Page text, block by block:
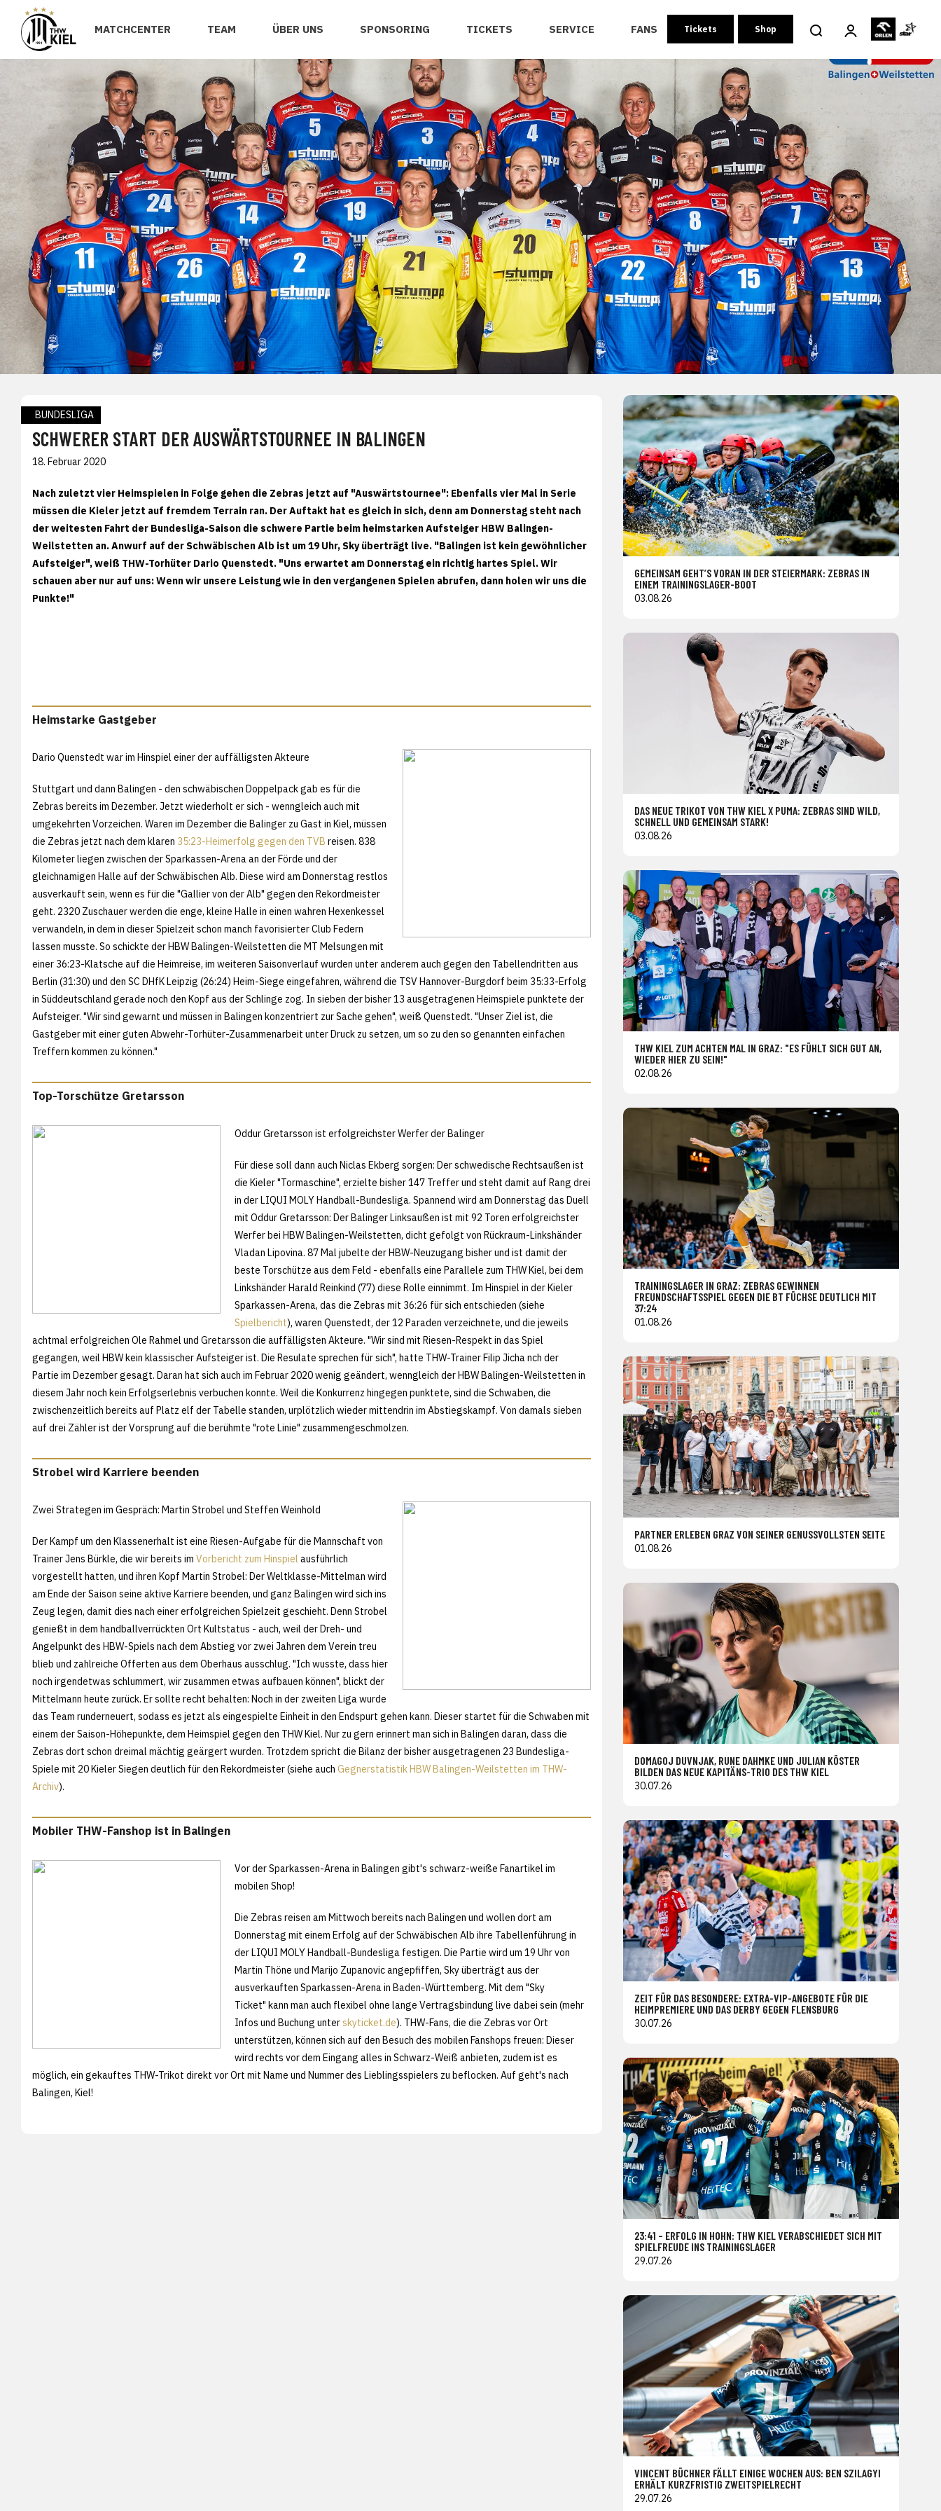
MATCHCENTER TEAM ÜBER UNS SPONSORING TICKETS SERVICE FANS Tickets Shop
BUNDESLIGA
SCHWERER START DER AUSWÄRTSTOURNEE IN BALINGEN
18. Februar 2020
Nach zuletzt vier Heimspielen in Folge gehen die Zebras jetzt auf "Auswärtstournee": Ebenfalls vier Mal in Serie
müssen die Kieler jetzt auf fremdem Terrain ran. Der Auftakt hat es gleich in sich, denn am Donnerstag steht nach
der weitesten Fahrt der Bundesliga-Saison die schwere Partie beim heimstarken Aufsteiger HBW Balingen-
Weilstetten an. Anwurf auf der Schwäbischen Alb ist um 19 Uhr, Sky überträgt live. "Balingen ist kein gewöhnlicher
Aufsteiger", weiß THW-Torhüter Dario Quenstedt. "Uns erwartet am Donnerstag ein richtig hartes Spiel. Wir
schauen aber nur auf uns: Wenn wir unsere Leistung wie in den vergangenen Spielen abrufen, dann holen wir uns die
Punkte!"
Heimstarke Gastgeber
Dario Quenstedt war im Hinspiel einer der auffälligsten Akteure
Stuttgart und dann Balingen - den schwäbischen Doppelpack gab es für die
Zebras bereits im Dezember. Jetzt wiederholt er sich - wenngleich auch mit
umgekehrten Vorzeichen. Waren im Dezember die Balinger zu Gast in Kiel, müssen
die Zebras jetzt nach dem klaren 35:23-Heimerfolg gegen den TVB reisen. 838
Kilometer liegen zwischen der Sparkassen-Arena an der Förde und der
gleichnamigen Halle auf der Schwäbischen Alb. Diese wird am Donnerstag restlos
ausverkauft sein, wenn es für die "Gallier von der Alb" gegen den Rekordmeister
geht. 2320 Zuschauer werden die enge, kleine Halle in einen wahren Hexenkessel
verwandeln, in dem in dieser Spielzeit schon manch favorisierter Club Federn
lassen musste. So schickte der HBW Balingen-Weilstetten die MT Melsungen mit
einer 36:23-Klatsche auf die Heimreise, im weiteren Saisonverlauf wurden unter anderem auch gegen den Tabellendritten aus
Berlin (31:30) und den SC DHfK Leipzig (26:24) Heim-Siege eingefahren, während die TSV Hannover-Burgdorf beim 35:33-Erfolg
in Süddeutschland gerade noch den Kopf aus der Schlinge zog. In sieben der bisher 13 ausgetragenen Heimspiele punktete der
Aufsteiger. "Wir sind gewarnt und müssen in Balingen konzentriert zur Sache gehen", weiß Quenstedt. "Unser Ziel ist, die
Gastgeber mit einer guten Abwehr-Torhüter-Zusammenarbeit unter Druck zu setzen, um so zu den so genannten einfachen
Treffern kommen zu können."
Top-Torschütze Gretarsson
Oddur Gretarsson ist erfolgreichster Werfer der Balinger
Für diese soll dann auch Niclas Ekberg sorgen: Der schwedische Rechtsaußen ist
die Kieler "Tormaschine", erzielte bisher 147 Treffer und steht damit auf Rang drei
in der LIQUI MOLY Handball-Bundesliga. Spannend wird am Donnerstag das Duell
mit Oddur Gretarsson: Der Balinger Linksaußen ist mit 92 Toren erfolgreichster
Werfer bei HBW Balingen-Weilstetten, dicht gefolgt von Rückraum-Linkshänder
Vladan Lipovina. 87 Mal jubelte der HBW-Neuzugang bisher und ist damit der
beste Torschütze aus dem Feld - ebenfalls eine Parallele zum THW Kiel, bei dem
Linkshänder Harald Reinkind (77) diese Rolle einnimmt. Im Hinspiel in der Kieler
Sparkassen-Arena, das die Zebras mit 36:26 für sich entschieden (siehe
Spielbericht), waren Quenstedt, der 12 Paraden verzeichnete, und die jeweils
achtmal erfolgreichen Ole Rahmel und Gretarsson die auffälligsten Akteure. "Wir sind mit Riesen-Respekt in das Spiel
gegangen, weil HBW kein klassischer Aufsteiger ist. Die Resulate sprechen für sich", hatte THW-Trainer Filip Jicha nch der
Partie im Dezember gesagt. Daran hat sich auch im Februar 2020 wenig geändert, wenngleich der HBW Balingen-Weilstetten in
diesem Jahr noch kein Erfolgserlebnis verbuchen konnte. Weil die Konkurrenz hingegen punktete, sind die Schwaben, die
zwischenzeitlich bereits auf Platz elf der Tabelle standen, urplötzlich wieder mittendrin im Abstiegskampf. Von damals sieben
auf drei Zähler ist der Vorsprung auf die berühmte "rote Linie" zusammengeschmolzen.
Strobel wird Karriere beenden
Zwei Strategen im Gespräch: Martin Strobel und Steffen Weinhold
Der Kampf um den Klassenerhalt ist eine Riesen-Aufgabe für die Mannschaft von
Trainer Jens Bürkle, die wir bereits im Vorbericht zum Hinspiel ausführlich
vorgestellt hatten, und ihren Kopf Martin Strobel: Der Weltklasse-Mittelman wird
am Ende der Saison seine aktive Karriere beenden, und ganz Balingen wird sich ins
Zeug legen, damit dies nach einer erfolgreichen Spielzeit geschieht. Denn Strobel
genießt in dem handballverrückten Ort Kultstatus - auch, weil der Dreh- und
Angelpunkt des HBW-Spiels nach dem Abstieg vor zwei Jahren dem Verein treu
blieb und zahlreiche Offerten aus dem Oberhaus ausschlug. "Ich wusste, dass hier
noch irgendetwas schlummert, wir zusammen etwas aufbauen können", blickt der
Mittelmann heute zurück. Er sollte recht behalten: Noch in der zweiten Liga wurde
das Team runderneuert, sodass es jetzt als eingespielte Einheit in den Endspurt gehen kann. Dieser startet für die Schwaben mit
einem der Saison-Höhepunkte, dem Heimspiel gegen den THW Kiel. Nur zu gern erinnert man sich in Balingen daran, dass die
Zebras dort schon dreimal mächtig geärgert wurden. Trotzdem spricht die Bilanz der bisher ausgetragenen 23 Bundesliga-
Spiele mit 20 Kieler Siegen deutlich für den Rekordmeister (siehe auch Gegnerstatistik HBW Balingen-Weilstetten im THW-
Archiv).
Mobiler THW-Fanshop ist in Balingen
Vor der Sparkassen-Arena in Balingen gibt's schwarz-weiße Fanartikel im
mobilen Shop!
Die Zebras reisen am Mittwoch bereits nach Balingen und wollen dort am
Donnerstag mit einem Erfolg auf der Schwäbischen Alb ihre Tabellenführung in
der LIQUI MOLY Handball-Bundesliga festigen. Die Partie wird um 19 Uhr von
Martin Thöne und Marijo Zupanovic angepfiffen, Sky überträgt aus der
ausverkauften Sparkassen-Arena in Baden-Württemberg. Mit dem "Sky
Ticket" kann man auch flexibel ohne lange Vertragsbindung live dabei sein (mehr
Infos und Buchung unterskyticket.de). THW-Fans, die die Zebras vor Ort
unterstützen, können sich auf den Besuch des mobilen Fanshops freuen: Dieser
wird rechts vor dem Eingang alles in Schwarz-Weiß anbieten, zudem ist es
möglich, ein gekauftes THW-Trikot direkt vor Ort mit Name und Nummer des Lieblingsspielers zu beflocken. Auf geht's nach
Balingen, Kiel!
GEMEINSAM GEHT’S VORAN IN DER STEIERMARK: ZEBRAS IN
EINEM TRAININGSLAGER-BOOT
03.08.26
DAS NEUE TRIKOT VON THW KIEL X PUMA: ZEBRAS SIND WILD,
SCHNELL UND GEMEINSAM STARK!
03.08.26
THW KIEL ZUM ACHTEN MAL IN GRAZ: "ES FÜHLT SICH GUT AN,
WIEDER HIER ZU SEIN!"
02.08.26
TRAININGSLAGER IN GRAZ: ZEBRAS GEWINNEN
FREUNDSCHAFTSSPIEL GEGEN DIE BT FÜCHSE DEUTLICH MIT
37:24
01.08.26
PARTNER ERLEBEN GRAZ VON SEINER GENUSSVOLLSTEN SEITE
01.08.26
DOMAGOJ DUVNJAK, RUNE DAHMKE UND JULIAN KÖSTER
BILDEN DAS NEUE KAPITÄNS-TRIO DES THW KIEL
30.07.26
ZEIT FÜR DAS BESONDERE: EXTRA-VIP-ANGEBOTE FÜR DIE
HEIMPREMIERE UND DAS DERBY GEGEN FLENSBURG
30.07.26
23:41 – ERFOLG IN HOHN: THW KIEL VERABSCHIEDET SICH MIT
SPIELFREUDE INS TRAININGSLAGER
29.07.26
VINCENT BÜCHNER FÄLLT EINIGE WOCHEN AUS: BEN SZILAGYI
ERHÄLT KURZFRISTIG ZWEITSPIELRECHT
29.07.26